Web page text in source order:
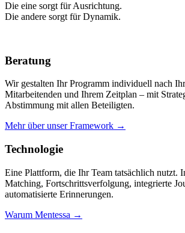
Die eine sorgt für Ausrichtung.
Die andere sorgt für Dynamik.
Beratung
Wir gestalten Ihr Programm individuell nach
Mitarbeitenden und Ihrem Zeitplan – mit
Abstimmung mit allen Beteiligten.
Mehr über unser Framework →
Technologie
Eine Plattform, die Ihr Team tatsächlich nutzt.
Matching, Fortschrittsverfolgung, integrierte
automatisierte Erinnerungen.
Warum Mentessa →